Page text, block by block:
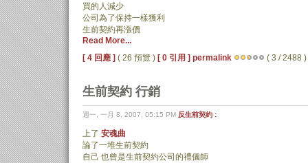
買的人減少
公司為了保持一樣獲利
生前契約再漲價
Read More...
[ 4 回應 ] ( 26 預覽 ) [ 0 引用 ] permalink ( 3 / 2488 )
生前契約 行銷
週一, 一月 8, 2007, 05:15 PM 反生前契約 :
上了 安魂曲
論了一堆生前契約
自己 也曾是生前契約公司的禮儀師